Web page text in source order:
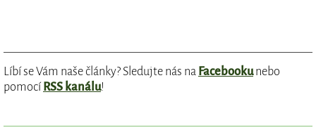
Líbí se Vám naše články? Sledujte nás na Facebookunebo
pomocíRSS kanálu!